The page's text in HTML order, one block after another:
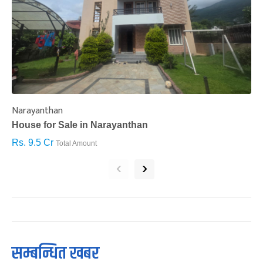
Narayanthan
House for Sale in Narayanthan
Rs. 9.5 Cr Total Amount
‹ ›
सम्बन्धित खबर